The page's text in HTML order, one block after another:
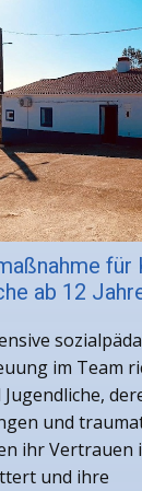
für
ab 12
im Team
und
ihr Vertrauen
und ihre